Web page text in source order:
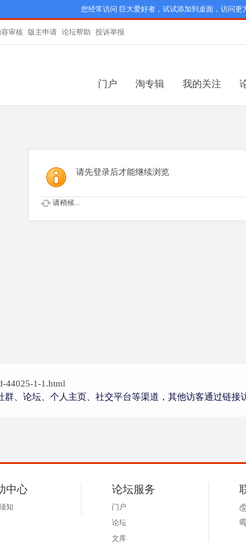
您经常访问 巨大爱好者，试试添加到桌面，访问更
容审核 版主申请 论坛帮助 投诉举报
门户 淘专辑 我的关注
请先登录后才能继续浏览
请稍候...
44025-1-1.html
、论坛、个人主页、社交平台等渠道，其他访客通过链
中心
知
论坛服务
门户
论坛
文库